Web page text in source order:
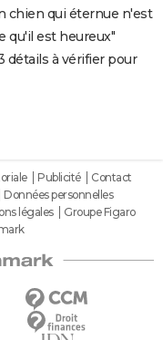
chien qui éternue n'est
qu'il est heureux"
détails à vérifier pour
Publicité
Contact
Données personnelles
légales
Groupe Figaro